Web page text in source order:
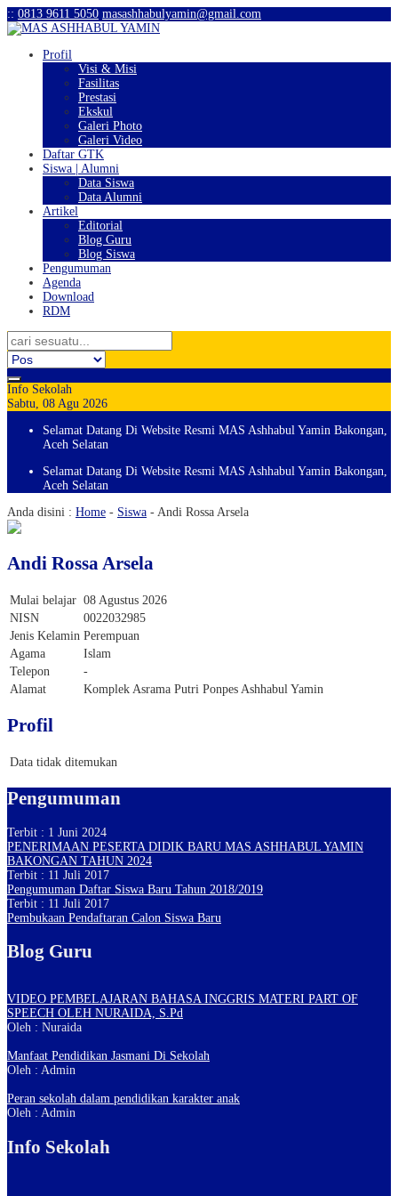
:: 0813 9611 5050 masashhabulyamin@gmail.com
Profil
Visi & Misi
Fasilitas
Prestasi
Ekskul
Galeri Photo
Galeri Video
Daftar GTK
Siswa | Alumni
Data Siswa
Data Alumni
Artikel
Editorial
Blog Guru
Blog Siswa
Pengumuman
Agenda
Download
RDM
Info Sekolah
Sabtu, 08 Agu 2026
Selamat Datang Di Website Resmi MAS Ashhabul Yamin Bakongan,
Aceh Selatan
Selamat Datang Di Website Resmi MAS Ashhabul Yamin Bakongan,
Aceh Selatan
Anda disini : Home - Siswa - Andi Rossa Arsela
Andi Rossa Arsela
Mulai belajar 08 Agustus 2026
NISN
0022032985
Jenis Kelamin Perempuan
Agama
Islam
Telepon
-
Alamat
Komplek Asrama Putri Ponpes Ashhabul Yamin
Profil
Data tidak ditemukan
Pengumuman
Terbit : 1 Juni 2024
PENERIMAAN PESERTA DIDIK BARU MAS ASHHABUL YAMIN
BAKONGAN TAHUN 2024
Terbit : 11 Juli 2017
Pengumuman Daftar Siswa Baru Tahun 2018/2019
Terbit : 11 Juli 2017
Pembukaan Pendaftaran Calon Siswa Baru
Blog Guru
VIDEO PEMBELAJARAN BAHASA INGGRIS MATERI PART OF
SPEECH OLEH NURAIDA, S.Pd
Oleh : Nuraida
Manfaat Pendidikan Jasmani Di Sekolah
Oleh : Admin
Peran sekolah dalam pendidikan karakter anak
Oleh : Admin
Info Sekolah